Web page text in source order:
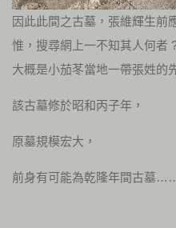
因此此間之古墓，張維輝生前
惟，搜尋網上一不知其人何者
大概是小茄苳當地一帶張姓的
該古墓修於昭和丙子年，
原墓規模宏大，
前身有可能為乾隆年間古墓